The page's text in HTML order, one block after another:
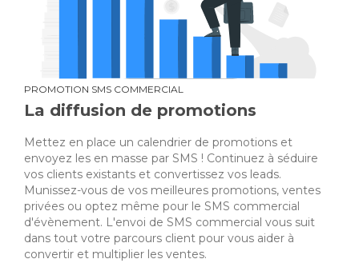
PROMOTION SMS COMMERCIAL
La diffusion de promotions
Mettez en place un calendrier de promotions et
envoyez les en masse par SMS ! Continuez à séduire
vos clients existants et convertissez vos leads.
Munissez-vous de vos meilleures promotions, ventes
privées ou optez même pour le SMS commercial
d'évènement. L'envoi de SMS commercial vous suit
dans tout votre parcours client pour vous aider à
convertir et multiplier les ventes.